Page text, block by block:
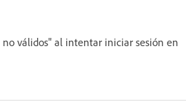
no válidos" al intentar iniciar sesión en